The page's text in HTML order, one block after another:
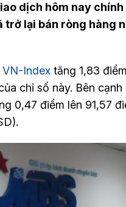
dịch hôm nay
lại bán ròng hàng
VN-Index tăng 1,83
chỉ số này. Bên
0,47 điểm lên 91,57